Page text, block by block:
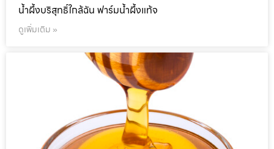
น้ำผึ้งบริสุทธิ์ใกล้ฉัน ฟาร์มน้ำผึ้งแท้จ
ดูเพิ่มเติม »